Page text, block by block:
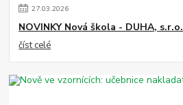
27.03.2026
NOVINKY Nová škola - DUHA, s.r.o.
číst celé